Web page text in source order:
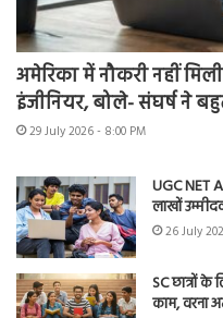
अमेरिका में नौकरी नहीं
इंजीनियर, बोले- संघर्ष ने
29 July 2026 - 8:00 PM
UGC NET
लाखों
26 July
SC छात्रों
काम, वरना